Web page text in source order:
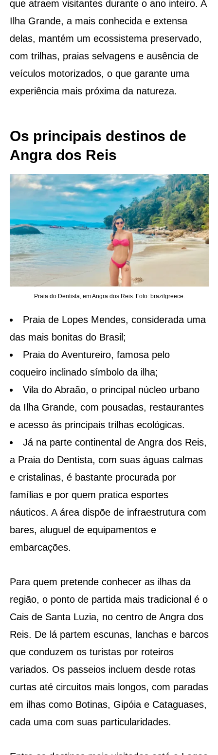
que atraem visitantes durante o ano inteiro. A
Ilha Grande, a mais conhecida e extensa
delas, mantém um ecossistema preservado,
com trilhas, praias selvagens e ausência de
veículos motorizados, o que garante uma
experiência mais próxima da natureza.
Os principais destinos de
Angra dos Reis
Praia do Dentista, em Angra dos Reis. Foto: brazilgreece.
Praia de Lopes Mendes, considerada uma
das mais bonitas do Brasil;
Praia do Aventureiro, famosa pelo
coqueiro inclinado símbolo da ilha;
Vila do Abraão, o principal núcleo urbano
da Ilha Grande, com pousadas, restaurantes
e acesso às principais trilhas ecológicas.
Já na parte continental de Angra dos Reis,
a Praia do Dentista, com suas águas calmas
e cristalinas, é bastante procurada por
famílias e por quem pratica esportes
náuticos. A área dispõe de infraestrutura com
bares, aluguel de equipamentos e
embarcações.
Para quem pretende conhecer as ilhas da
região, o ponto de partida mais tradicional é o
Cais de Santa Luzia, no centro de Angra dos
Reis. De lá partem escunas, lanchas e barcos
que conduzem os turistas por roteiros
variados. Os passeios incluem desde rotas
curtas até circuitos mais longos, com paradas
em ilhas como Botinas, Gipóia e Cataguases,
cada uma com suas particularidades.